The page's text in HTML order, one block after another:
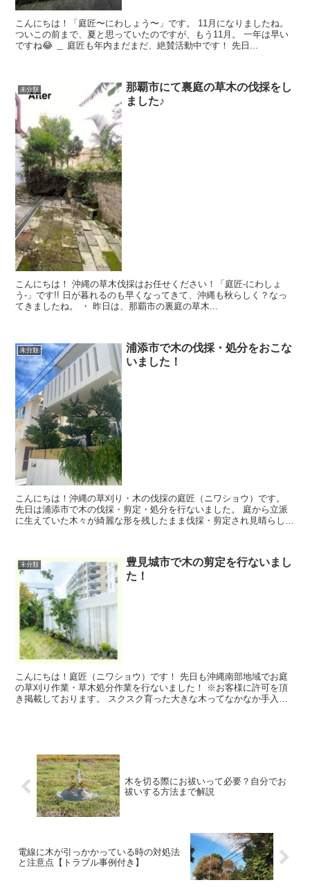
こんにちは！「庭匠〜にわしょう〜」です。 11月になりましたね。
ついこの前まで、夏と思っていたのですが、もう11月。 一年は早い
ですね😂 ＿ 庭匠も年内まだまだ、絶賛活動中です！ 先日...
未分類
那覇市にて裏庭の草木の伐採をし
ました♪
こんにちは！ 沖縄の草木伐採はお任せください！「庭匠-にわしょ
う-」です!! 日が暮れるのも早くなってきて、沖縄も秋らしく？なっ
てきましたね。 ・ 昨日は、那覇市の裏庭の草木...
未分類
浦添市で木の伐採・処分をおこな
いました！
こんにちは！沖縄の草刈り・木の伐採の庭匠（ニワショウ）です。
先日は浦添市で木の伐採・剪定・処分を行ないました。 庭から立派
に生えていた木々が綺麗な形を残したまま伐採・剪定され見晴らしの
未分類
豊見城市で木の剪定を行ないまし
た！
こんにちは！庭匠（ニワショウ）です！ 先日も沖縄南部地域でお庭
の草刈り作業・草木処分作業を行ないました！ ※お客様に許可を頂
き掲載しております。 スクスク育った大きな木ってなかなか手入れ
木を切る際にお祓いって必要？自分でお
祓いする方法まで解説
電線に木が引っかかっている時の対処法
と注意点【トラブル事例付き】